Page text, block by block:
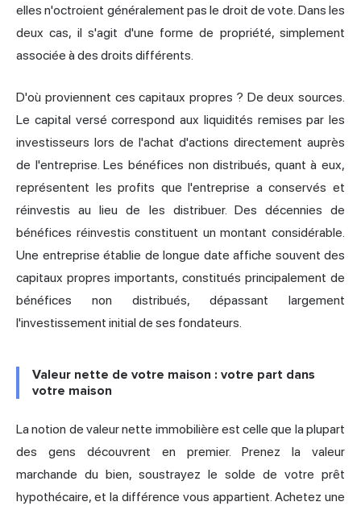
elles n'octroient généralement pas le droit de vote. Dans les
deux cas, il s'agit d'une forme de propriété, simplement
associée à des droits différents.
D'où proviennent ces capitaux propres ? De deux sources.
Le capital versé correspond aux liquidités remises par les
investisseurs lors de l'achat d'actions directement auprès
de l'entreprise. Les bénéfices non distribués, quant à eux,
représentent les profits que l'entreprise a conservés et
réinvestis au lieu de les distribuer. Des décennies de
bénéfices réinvestis constituent un montant considérable.
Une entreprise établie de longue date affiche souvent des
capitaux propres importants, constitués principalement de
bénéfices non distribués, dépassant largement
l'investissement initial de ses fondateurs.
Valeur nette de votre maison : votre part dans
votre maison
La notion de valeur nette immobilière est celle que la plupart
des gens découvrent en premier. Prenez la valeur
marchande du bien, soustrayez le solde de votre prêt
hypothécaire, et la différence vous appartient. Achetez une